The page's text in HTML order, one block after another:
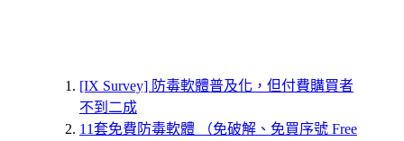
[IX Survey] 防毒軟體普及化，但付費購買者
不到二成
11套免費防毒軟體 （免破解、免買序號 Free